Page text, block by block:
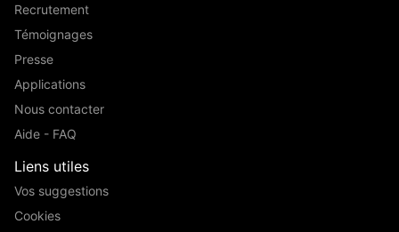
Recrutement
Témoignages
Presse
Applications
Nous contacter
Aide - FAQ
Liens utiles
Vos suggestions
Cookies